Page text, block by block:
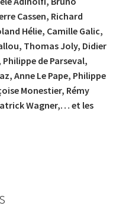
Cassen, Richard
Hélie, Camille Galic,
Thomas Joly, Didier
Philippe de Parseval,
Anne Le Pape, Philippe
Monestier, Rémy
Wagner,… et les